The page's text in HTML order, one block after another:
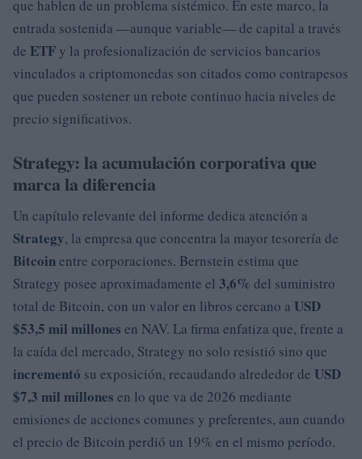
que hablen de un problema sistémico. En este marco, la
entrada sostenida —aunque variable— de capital a través
de ETF y la profesionalización de servicios bancarios
vinculados a criptomonedas son citados como contrapesos
que pueden sostener un rebote continuo hacia niveles de
precio significativos.
Strategy: la acumulación corporativa que
marca la diferencia
Un capítulo relevante del informe dedica atención a
Strategy, la empresa que concentra la mayor tesorería de
Bitcoinentre corporaciones. Bernstein estima que
Strategy posee aproximadamente el 3,6% del suministro
total de Bitcoin, con un valor en libros cercano a USD
$53,5 mil millones en NAV. La firma enfatiza que, frente a
la caída del mercado, Strategy no solo resistió sino que
incrementó su exposición, recaudando alrededor de USD
$7,3 mil millones en lo que va de 2026 mediante
emisiones de acciones comunes y preferentes, aun cuando
el precio de Bitcoin perdió un 19% en el mismo período.